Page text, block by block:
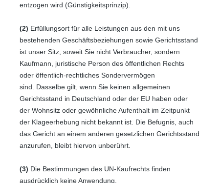
entzogen wird (Günstigkeitsprinzip).
(2) Erfüllungsort für alle Leistungen aus den mit uns
bestehenden Geschäftsbeziehungen sowie Gerichtsstand
ist unser Sitz, soweit Sie nicht Verbraucher, sondern
Kaufmann, juristische Person des öffentlichen Rechts
oder öffentlich-rechtliches Sondervermögen
sind. Dasselbe gilt, wenn Sie keinen allgemeinen
Gerichtsstand in Deutschland oder der EU haben oder
der Wohnsitz oder gewöhnliche Aufenthalt im Zeitpunkt
der Klageerhebung nicht bekannt ist. Die Befugnis, auch
das Gericht an einem anderen gesetzlichen Gerichtsstand
anzurufen, bleibt hiervon unberührt.
(3) Die Bestimmungen des UN-Kaufrechts finden
ausdrücklich keine Anwendung.